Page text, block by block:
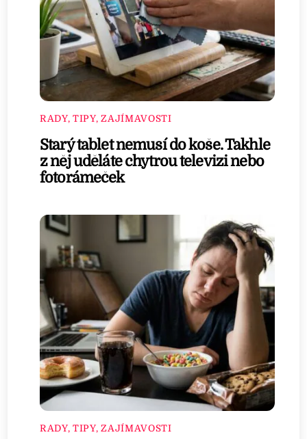
RADY, TIPY, ZAJÍMAVOSTI
Starý tablet nemusí do koše. Takhle
z něj uděláte chytrou televizi nebo
fotorámeček
RADY, TIPY, ZAJÍMAVOSTI